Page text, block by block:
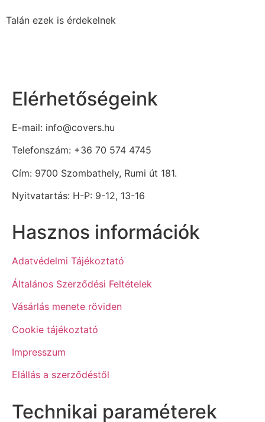
Talán ezek is érdekelnek
Elérhetőségeink
E-mail: info@covers.hu
Telefonszám: +36 70 574 4745
Cím: 9700 Szombathely, Rumi út 181.
Nyitvatartás: H-P: 9-12, 13-16
Hasznos információk
Adatvédelmi Tájékoztató
Általános Szerződési Feltételek
Vásárlás menete röviden
Cookie tájékoztató
Impresszum
Elállás a szerződéstől
Technikai paraméterek